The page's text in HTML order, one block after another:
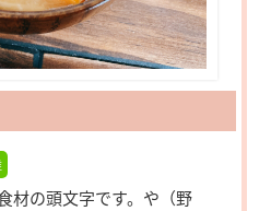
材の頭文字です。や（野